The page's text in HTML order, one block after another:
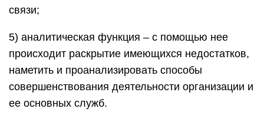
связи;
5) аналитическая функция – с помощью нее
происходит раскрытие имеющихся недостатков,
наметить и проанализировать способы
совершенствования деятельности организации и
ее основных служб.